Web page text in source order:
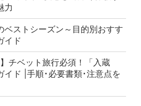
力
ベストシーズン～目的別おすす
イド
チベット旅行必須！「入蔵
イド |手順･必要書類･注意点を